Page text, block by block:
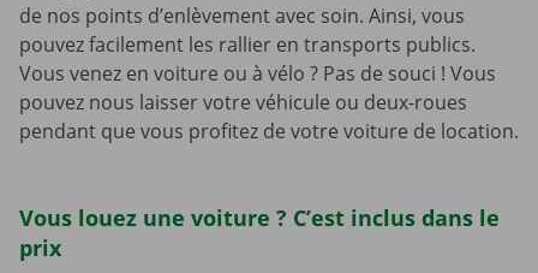
de nos points d’enlèvement avec soin. Ainsi, vous
pouvez facilement les rallier en transports publics.
Vous venez en voiture ou à vélo ? Pas de souci ! Vous
pouvez nous laisser votre véhicule ou deux-roues
pendant que vous profitez de votre voiture de location.
Vous louez une voiture ? C’est inclus dans le
prix